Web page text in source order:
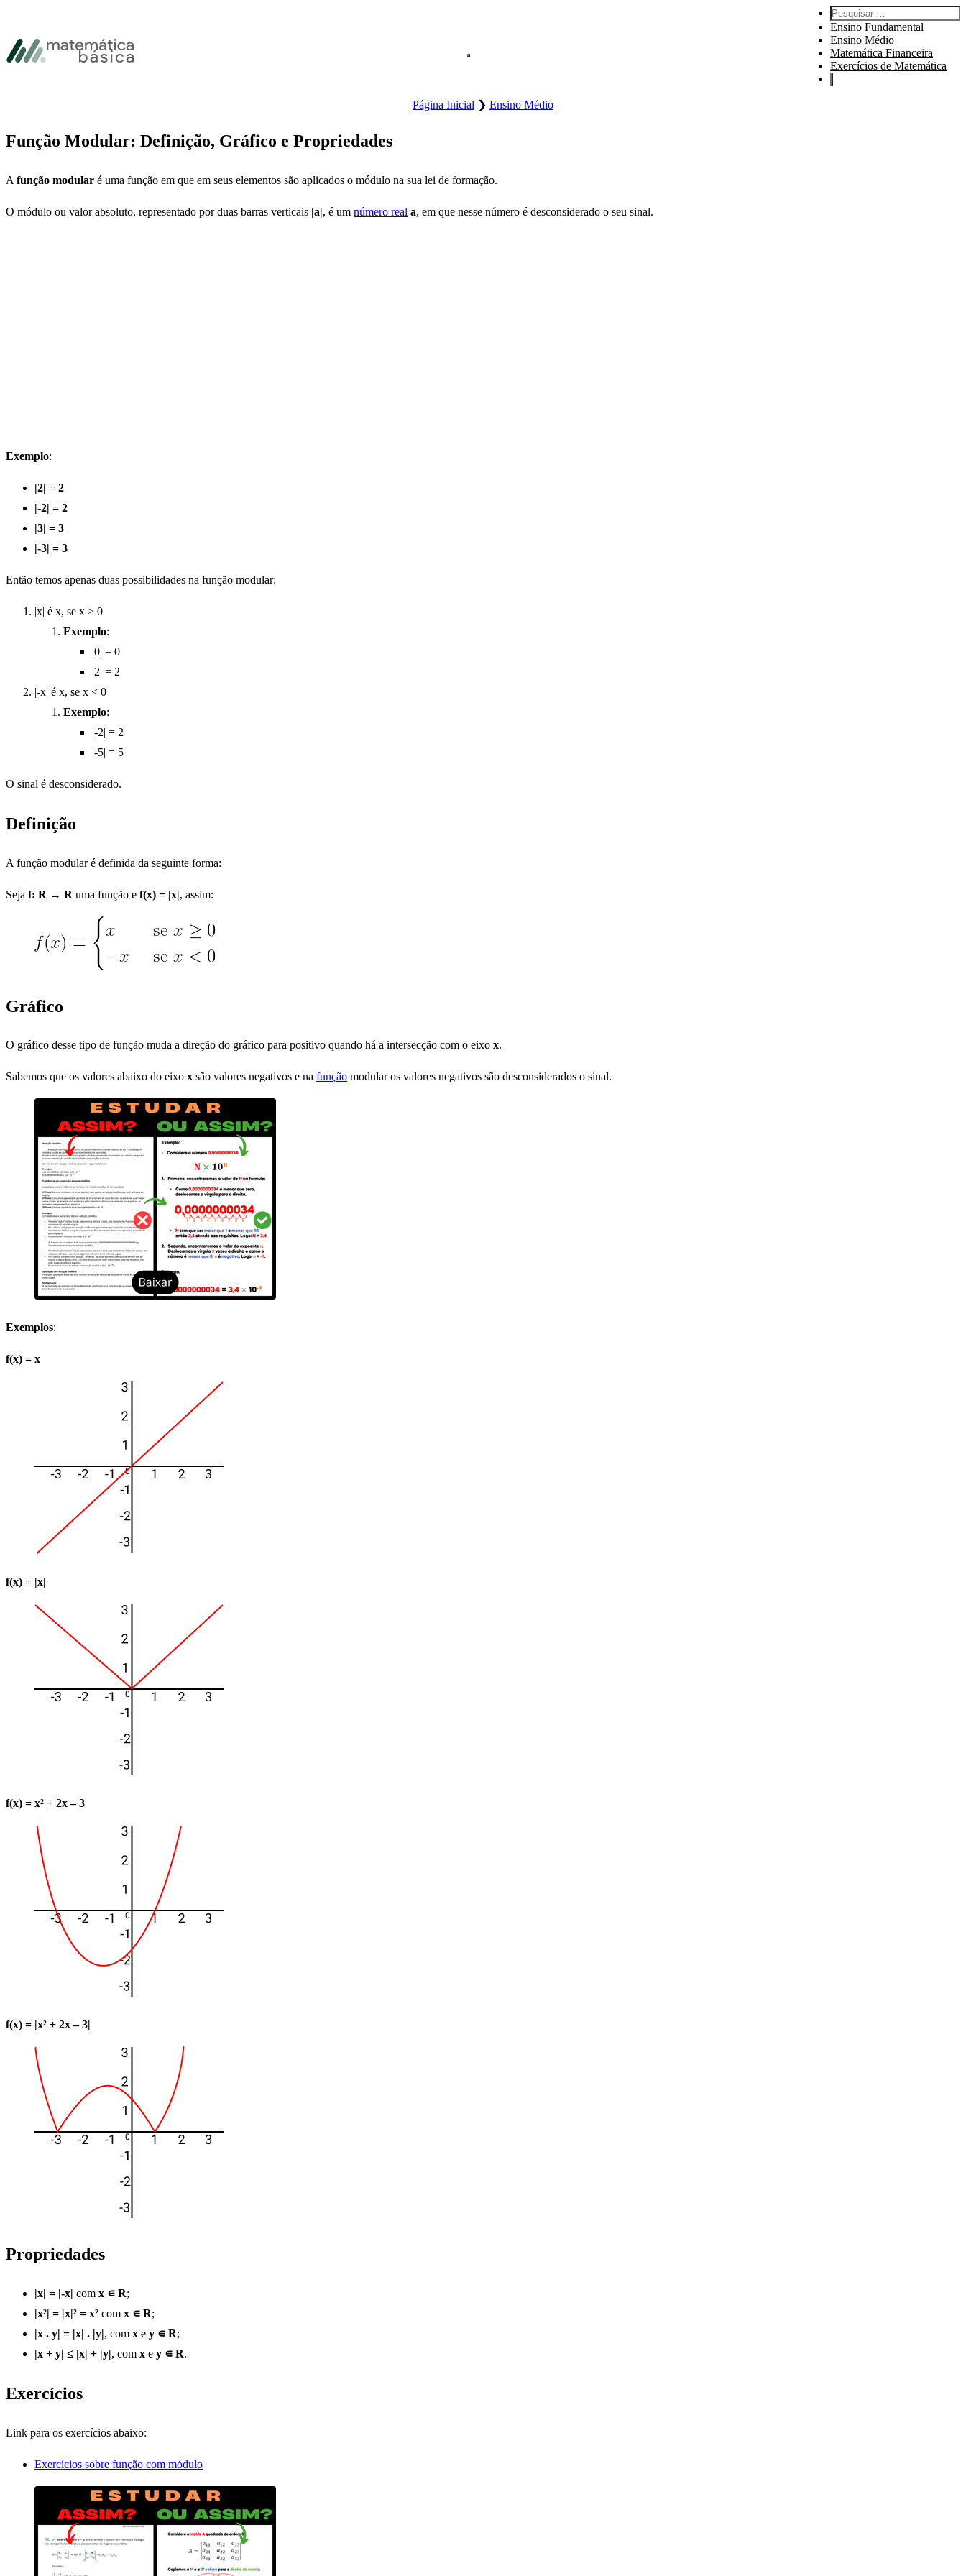
Pular Rodapé
Pesquisar por:
Ensino Fundamental
Ensino Médio
Matemática Financeira
Exercícios de Matemática
Página Inicial ❯ Ensino Médio
Função Modular: Definição, Gráfico e Propriedades
A função modular é uma função em que em seus elementos são aplicados o módulo na sua lei de formação.
O módulo ou valor absoluto, representado por duas barras verticais |a|, é um número real a, em que nesse número é desconsiderado o seu sinal.
Exemplo:
|2| = 2
|-2| = 2
|3| = 3
|-3| = 3
Então temos apenas duas possibilidades na função modular:
|x| é x, se x ≥ 0
Exemplo:
|0| = 0
|2| = 2
|-x| é x, se x < 0
Exemplo:
|-2| = 2
|-5| = 5
O sinal é desconsiderado.
Definição
A função modular é definida da seguinte forma:
Seja f: R → R uma função e f(x) = |x|, assim:
Gráfico
O gráfico desse tipo de função muda a direção do gráfico para positivo quando há a intersecção com o eixo x.
Sabemos que os valores abaixo do eixo x são valores negativos e na função modular os valores negativos são desconsiderados o sinal.
Exemplos:
f(x) = x
f(x) = |x|
f(x) = x² + 2x – 3
f(x) = |x² + 2x – 3|
Propriedades
|x| = |-x| com x ∊ R;
|x²| = |x|² = x² com x ∊ R;
|x . y| = |x| . |y|, com x e y ∊ R;
|x + y| ≤ |x| + |y|, com x e y ∊ R.
Exercícios
Link para os exercícios abaixo:
Exercícios sobre função com módulo